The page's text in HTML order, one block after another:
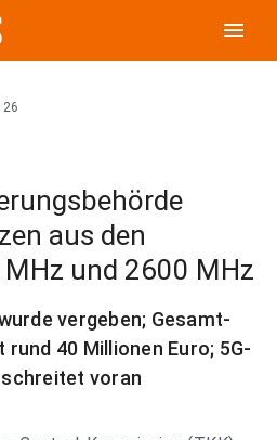
menu
aus den
und 2600 MHz
vergeben; Gesamt-
40 Millionen Euro; 5G-
voran